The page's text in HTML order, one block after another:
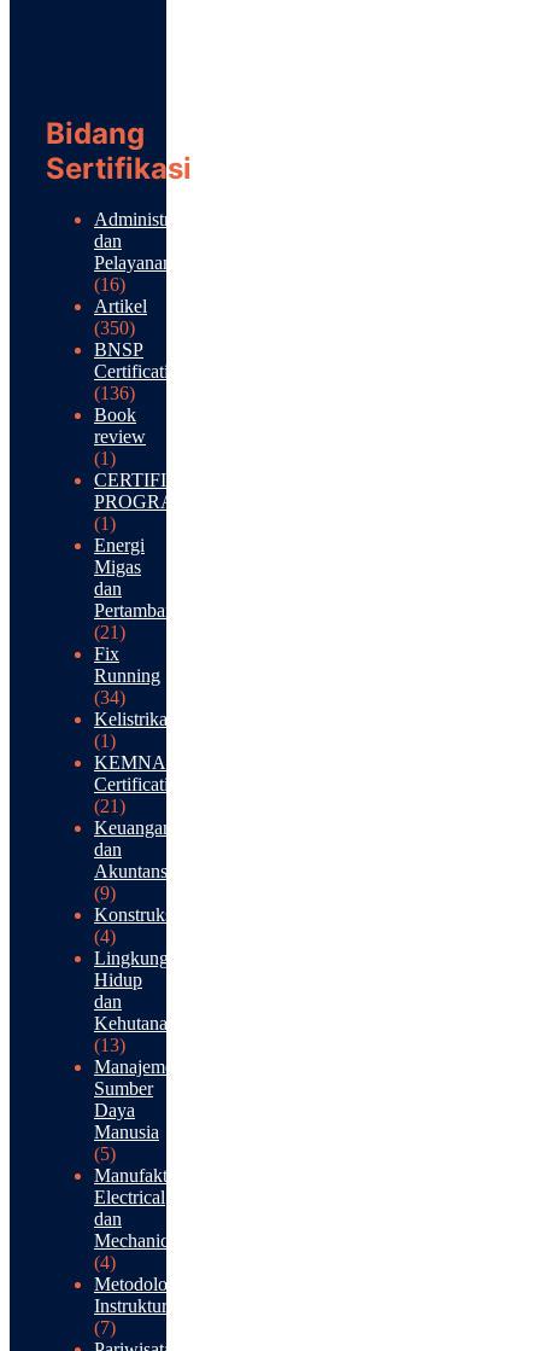
Bidang
Sertifikasi
Administrasi
dan
Pelayanan
(16)
Artikel
(350)
BNSP
Certification
(136)
Book
review
(1)
CERTIFICATION
PROGRAM
(1)
Energi
Migas
dan
Pertambangan
(21)
Fix
Running
(34)
Kelistrikan
(1)
KEMNAKER
Certification
(21)
Keuangan
dan
Akuntansi
(9)
Konstruksi
(4)
Lingkungan
Hidup
dan
Kehutanan
(13)
Manajemen
Sumber
Daya
Manusia
(5)
Manufaktur:
Electrical
dan
Mechanical
(4)
Metodologi
Instruktur
(7)